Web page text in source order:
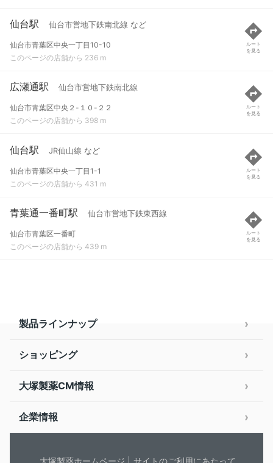
仙台駅 仙台市営地下鉄南北線 など
仙台市青葉区中央一丁目10-10
このページの店舗から 236 m
ルート
を見る
広瀬通駅 仙台市営地下鉄南北線
仙台市青葉区中央２-１０-２２
このページの店舗から 398 m
ルート
を見る
仙台駅 JR仙山線 など
仙台市青葉区中央一丁目1-1
このページの店舗から 431 m
ルート
を見る
青葉通一番町駅 仙台市営地下鉄東西線
仙台市青葉区一番町
このページの店舗から 439 m
ルート
を見る
製品ラインナップ
ショッピング
大塚製薬CM情報
企業情報